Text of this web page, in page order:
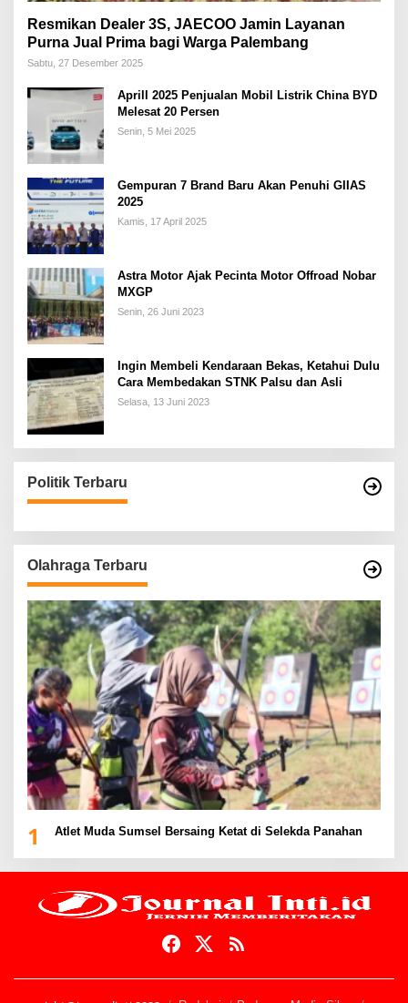
Resmikan Dealer 3S, JAECOO Jamin Layanan
Purna Jual Prima bagi Warga Palembang
Sabtu, 27 Desember 2025
Aprill 2025 Penjualan Mobil Listrik China BYD
Melesat 20 Persen
Senin, 5 Mei 2025
Gempuran 7 Brand Baru Akan Penuhi GIIAS
2025
Kamis, 17 April 2025
Astra Motor Ajak Pecinta Motor Offroad Nobar
MXGP
Senin, 26 Juni 2023
Ingin Membeli Kendaraan Bekas, Ketahui Dulu
Cara Membedakan STNK Palsu dan Asli
Selasa, 13 Juni 2023
Politik Terbaru
Olahraga Terbaru
1 Atlet Muda Sumsel Bersaing Ketat di Selekda Panahan